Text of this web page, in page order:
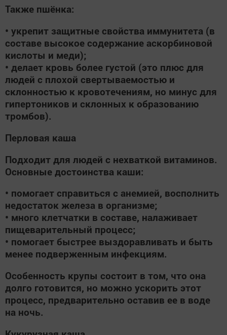
Также пшёнка:
• укрепит защитные свойства иммунитета (в
составе высокое содержание аскорбиновой
кислоты и меди);
• делает кровь более густой (это плюс для
людей с плохой свертываемостью и
склонностью к кровотечениям, но минус для
гипертоников и склонных к образованию
тромбов).
Перловая каша
Подходит для людей с нехваткой витаминов.
Основные достоинства каши:
• помогает справиться с анемией, восполнить
недостаток железа в организме;
• много клетчатки в составе, налаживает
пищеварительный процесс;
• помогает быстрее выздоравливать и быть
менее подверженным инфекциям.
Особенность крупы состоит в том, что она
долго готовится, но можно ускорить этот
процесс, предварительно оставив ее в воде
на ночь.